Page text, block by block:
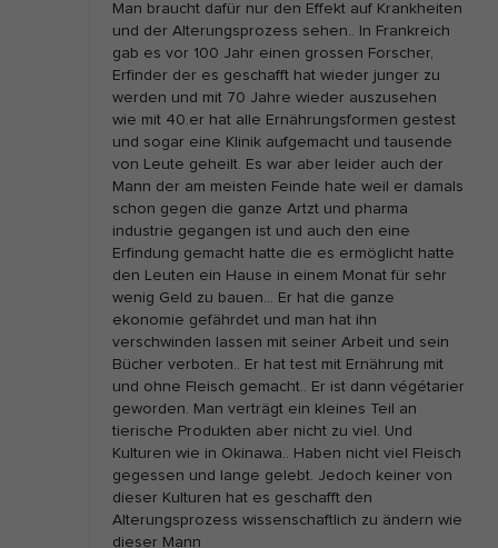
n
Man braucht dafür nur den Effekt auf Krankheiten
und der Alterungsprozess sehen.. In Frankreich
gab es vor 100 Jahr einen grossen Forscher,
Erfinder der es geschafft hat wieder junger zu
werden und mit 70 Jahre wieder auszusehen
wie mit 40.er hat alle Ernährungsformen gestest
und sogar eine Klinik aufgemacht und tausende
von Leute geheilt. Es war aber leider auch der
Mann der am meisten Feinde hate weil er damals
schon gegen die ganze Artzt und pharma
industrie gegangen ist und auch den eine
Erfindung gemacht hatte die es ermöglicht hatte
den Leuten ein Hause in einem Monat für sehr
wenig Geld zu bauen… Er hat die ganze
ekonomie gefährdet und man hat ihn
verschwinden lassen mit seiner Arbeit und sein
Bücher verboten.. Er hat test mit Ernährung mit
und ohne Fleisch gemacht.. Er ist dann végétarier
geworden. Man verträgt ein kleines Teil an
tierische Produkten aber nicht zu viel. Und
Kulturen wie in Okinawa.. Haben nicht viel Fleisch
gegessen und lange gelebt. Jedoch keiner von
dieser Kulturen hat es geschafft den
Alterungsprozess wissenschaftlich zu ändern wie
dieser Mann